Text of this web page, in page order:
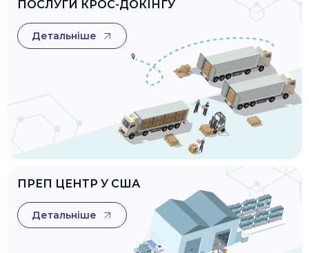
ПОСЛУГИ КРОС-ДОКІНГУ
Детальніше
ПРЕП ЦЕНТР У США
Детальніше